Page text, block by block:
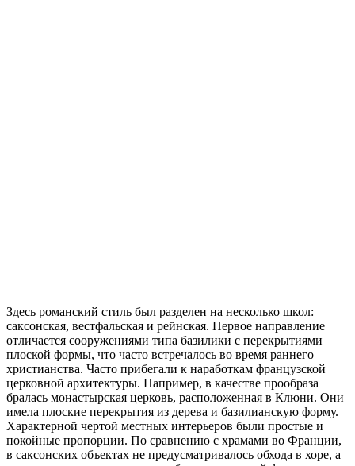
Здесь романский стиль был разделен на несколько школ:
саксонская, вестфальская и рейнская. Первое направление
отличается сооружениями типа базилики с перекрытиями
плоской формы, что часто встречалось во время раннего
христианства. Часто прибегали к наработкам французской
церковной архитектуры. Например, в качестве прообраза
бралась монастырская церковь, расположенная в Клюни. Они
имела плоские перекрытия из дерева и базилианскую форму.
Характерной чертой местных интерьеров были простые и
покойные пропорции. По сравнению с храмами во Франции,
в саксонских объектах не предусматривалось обхода в хоре, а